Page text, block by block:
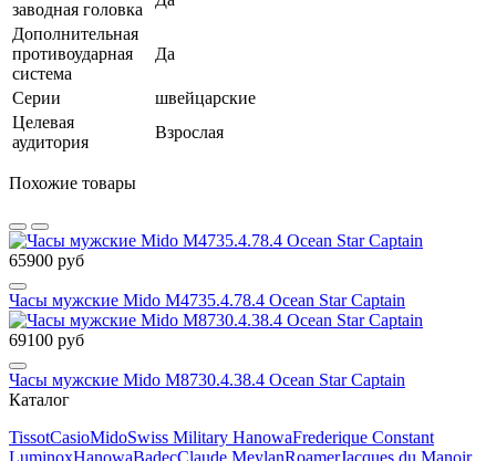
заводная головка
Дополнительная
противоударная
система
Да
Серии
швейцарские
Целевая
аудитория
Взрослая
Похожие товары
65900 руб
Часы мужские Mido M4735.4.78.4 Ocean Star Captain
69100 руб
Часы мужские Mido M8730.4.38.4 Ocean Star Captain
Каталог
TissotCasioMidoSwiss Military HanowaFrederique Constant
LuminoxHanowaBadecClaude MeylanRoamerJacques du Manoir